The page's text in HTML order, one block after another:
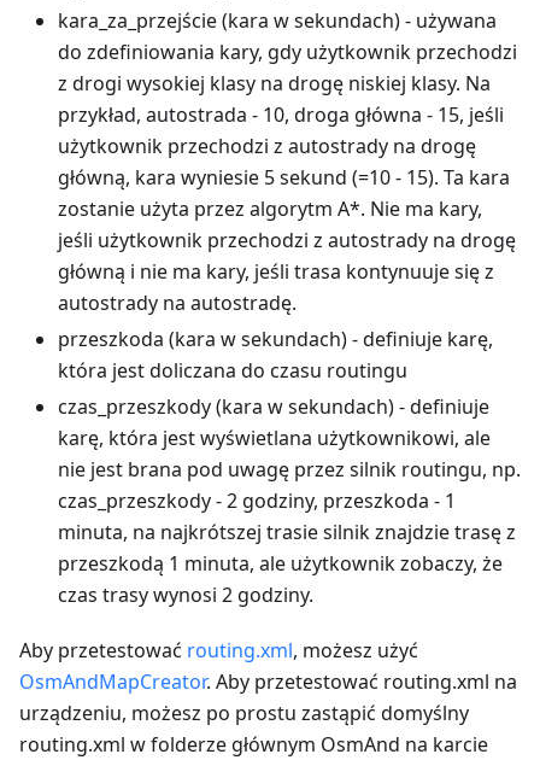
kara_za_przejście (kara w sekundach) - używana
do zdefiniowania kary, gdy użytkownik przechodzi
z drogi wysokiej klasy na drogę niskiej klasy. Na
przykład, autostrada - 10, droga główna - 15, jeśli
użytkownik przechodzi z autostrady na drogę
główną, kara wyniesie 5 sekund (=10 - 15). Ta kara
zostanie użyta przez algorytm A*. Nie ma kary,
jeśli użytkownik przechodzi z autostrady na drogę
główną i nie ma kary, jeśli trasa kontynuuje się z
autostrady na autostradę.
przeszkoda (kara w sekundach) - definiuje karę,
która jest doliczana do czasu routingu
czas_przeszkody (kara w sekundach) - definiuje
karę, która jest wyświetlana użytkownikowi, ale
nie jest brana pod uwagę przez silnik routingu, np.
czas_przeszkody - 2 godziny, przeszkoda - 1
minuta, na najkrótszej trasie silnik znajdzie trasę z
przeszkodą 1 minuta, ale użytkownik zobaczy, że
czas trasy wynosi 2 godziny.
Aby przetestować routing.xml, możesz użyć
OsmAndMapCreator. Aby przetestować routing.xml na
urządzeniu, możesz po prostu zastąpić domyślny
routing.xml w folderze głównym OsmAnd na karcie